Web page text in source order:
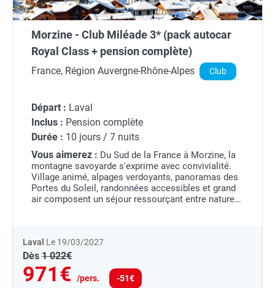
Morzine - Club Miléade 3* (pack autocar
Royal Class + pension complète)
France, Région Auvergne-Rhône-Alpes Club
Départ : Laval
Inclus : Pension complète
Durée : 10 jours / 7 nuits
Vous aimerez : Du Sud de la France à Morzine, la
montagne savoyarde s'exprime avec convivialité.
Village animé, alpages verdoyants, panoramas des
Portes du Soleil, randonnées accessibles et grand
air composent un séjour ressourçant entre nature
Laval Le 19/03/2027
Dès 1 022€
971€ /pers. -51€